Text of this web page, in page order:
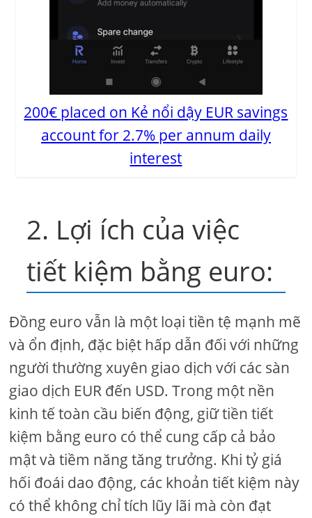
200€ placed on Kẻ nổi dậy EUR savings
account for 2.7% per annum daily
interest
2. Lợi ích của việc
tiết kiệm bằng euro:
Đồng euro vẫn là một loại tiền tệ mạnh mẽ
và ổn định, đặc biệt hấp dẫn đối với những
người thường xuyên giao dịch với các sàn
giao dịch EUR đến USD. Trong một nền
kinh tế toàn cầu biến động, giữ tiền tiết
kiệm bằng euro có thể cung cấp cả bảo
mật và tiềm năng tăng trưởng. Khi tỷ giá
hối đoái dao động, các khoản tiết kiệm này
có thể không chỉ tích lũy lãi mà còn đạt